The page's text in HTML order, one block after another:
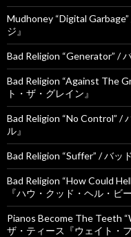
Mudhoney “Digital
ジ』
Bad Religion “Generator” /
Bad Religion “Against The
ト・ザ・グレイン』
Bad Religion “No Control” /
ル』
Bad Religion “Suffer” / バッ
Bad Religion “How Could
『ハウ・クッド・ヘル・ビ
Pianos Become The Teeth
ザ・ティース『ウェイト・